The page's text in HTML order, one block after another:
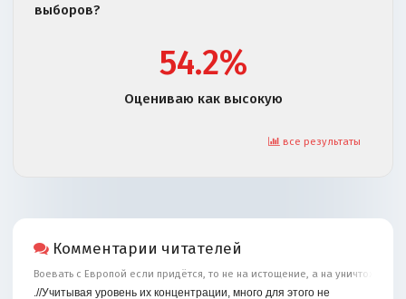
выборов?
54.2%
Оцениваю как высокую
все результаты
Комментарии читателей
Воевать с Европой если придётся, то не на истощение, а на уничтожение
.//Учитывая уровень их концентрации, много для этого не